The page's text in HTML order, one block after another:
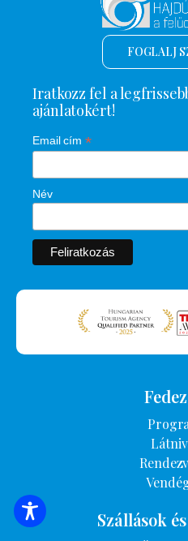
FOGLALJ
Iratkozz fel a
ajánlatokért!
Email cím *
Név
Szállások